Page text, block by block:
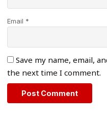
Email *
Save my name, email,
the next time I comment.